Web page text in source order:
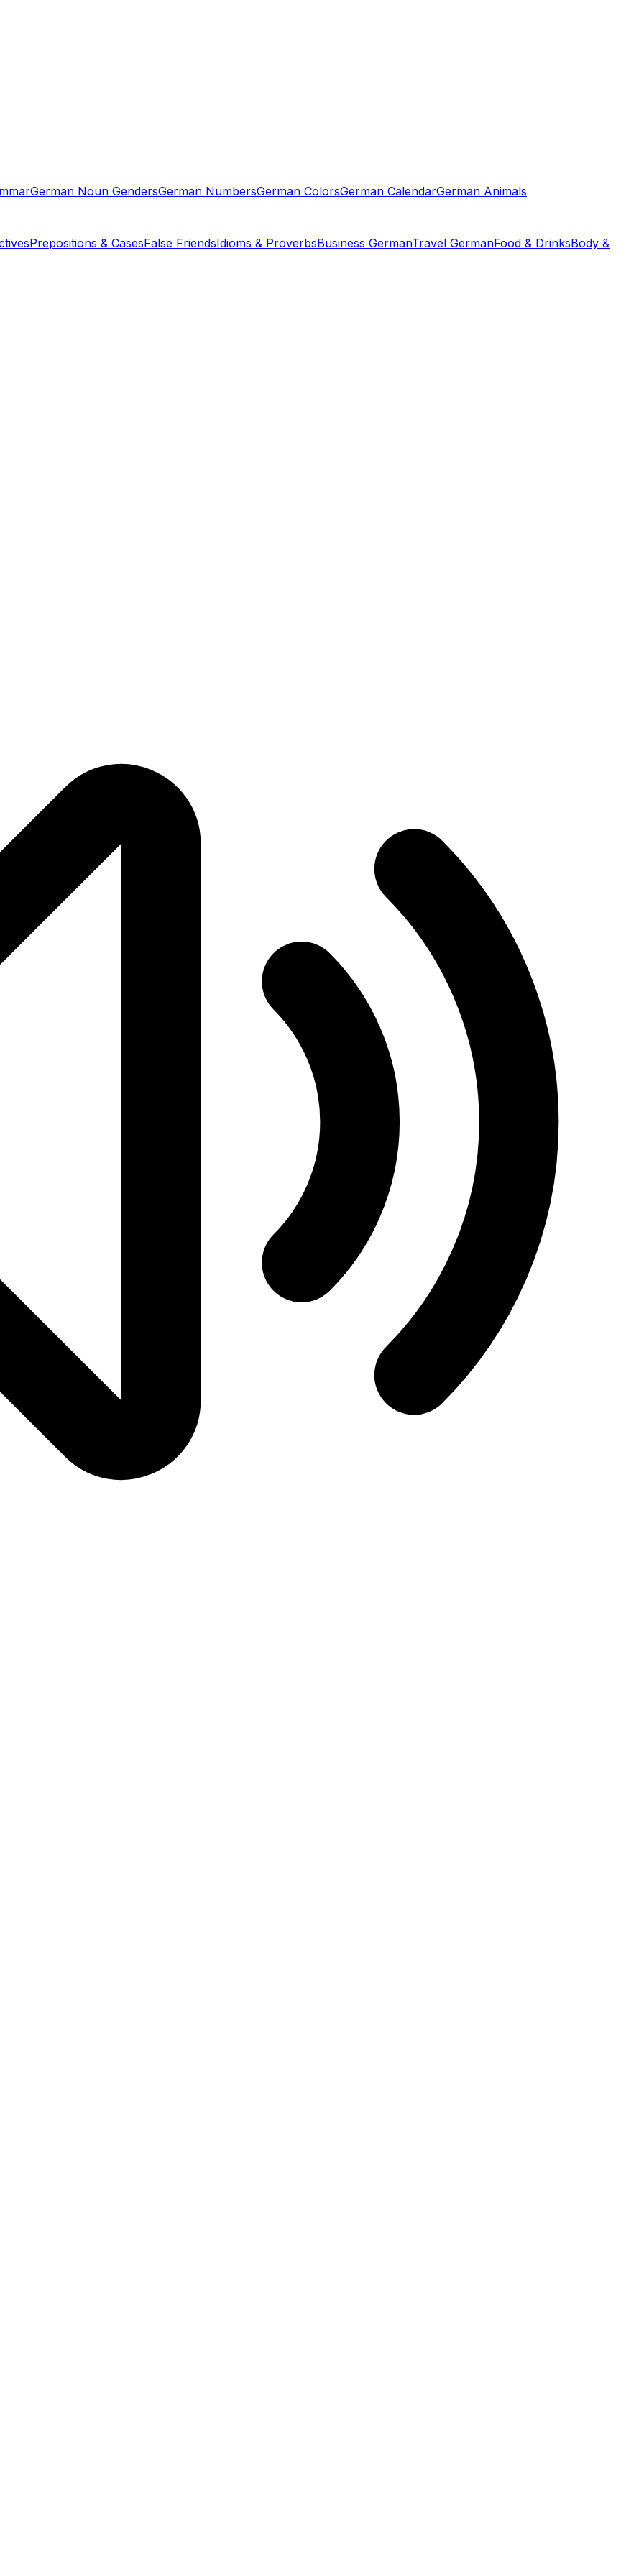
German Noun GendersGerman NumbersGerman ColorsGerman CalendarGerman Animals
Prepositions & CasesFalse FriendsIdioms & ProverbsBusiness GermanTravel GermanFood & DrinksBody &